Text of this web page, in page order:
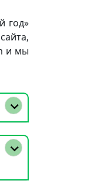
год»
и мы